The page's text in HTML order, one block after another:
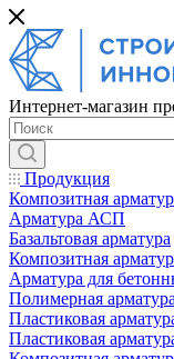
Интернет-магазин
Продукция
Композитная
Арматура АСП
Базальтовая арматура
Композитная
Арматура для
Полимерная арматура
Пластиковая
Пластиковая